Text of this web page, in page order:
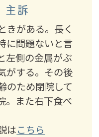
主訴
きがある。長く
に問題ないと言
左側の金属がぶ
がする。その後
のため閉院して
。また右下食べ
はこちら